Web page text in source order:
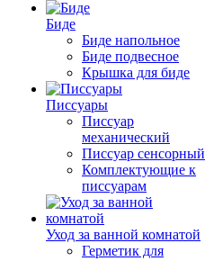
Биде
Биде напольное
Биде подвесное
Крышка для биде
Писсуары
Писсуар
механический
Писсуар сенсорный
Комплектующие к
писсуарам
Уход за ванной комнатой
Герметик для